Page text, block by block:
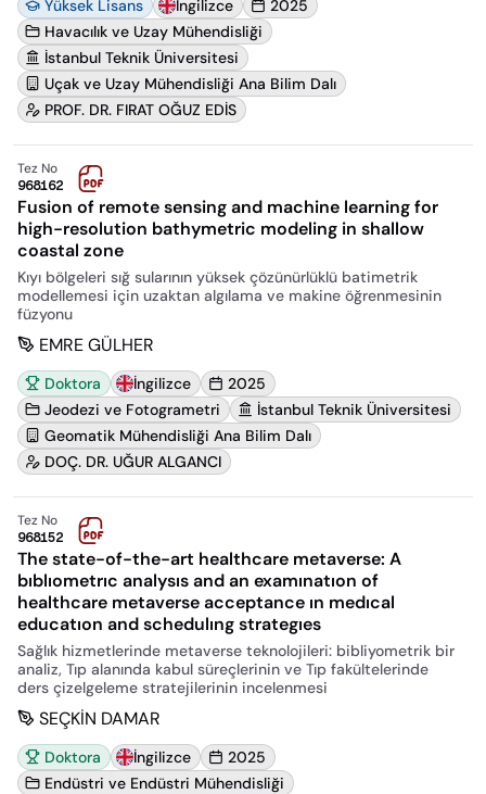
Yüksek Lisans İngilizce
2025
Havacılık ve Uzay Mühendisliği
İstanbul Teknik Üniversitesi
Uçak ve Uzay Mühendisliği Ana Bilim Dalı
PROF. DR. FIRAT OĞUZ EDİS
Tez No
968162
Fusion of remote sensing and machine learning for
high-resolution bathymetric modeling in shallow
coastal zone
Kıyı bölgeleri sığ sularının yüksek çözünürlüklü batimetrik
modellemesi için uzaktan algılama ve makine öğrenmesinin
füzyonu
EMRE GÜLHER
Doktora İngilizce
2025
Jeodezi ve Fotogrametri
İstanbul Teknik Üniversitesi
Geomatik Mühendisliği Ana Bilim Dalı
DOÇ. DR. UĞUR ALGANCI
Tez No
968152
The state-of-the-art healthcare metaverse: A
bıblıometrıc analysıs and an examınatıon of
healthcare metaverse acceptance ın medıcal
educatıon and schedulıng strategıes
Sağlık hizmetlerinde metaverse teknolojileri: bibliyometrik bir
analiz, Tıp alanında kabul süreçlerinin ve Tıp fakültelerinde
ders çizelgeleme stratejilerinin incelenmesi
SEÇKİN DAMAR
Doktora İngilizce
2025
Endüstri ve Endüstri Mühendisliği